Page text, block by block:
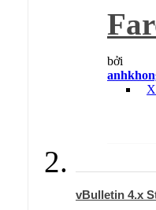
bởi
vBulletin 4.x